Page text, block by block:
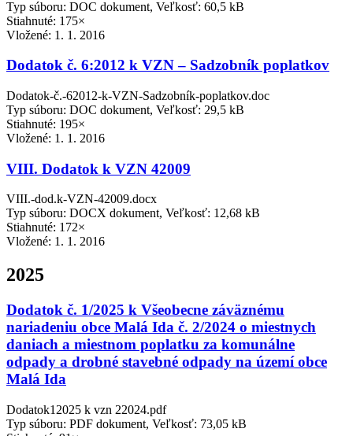
Typ súboru: DOC dokument, Veľkosť: 60,5 kB
Stiahnuté: 175×
Vložené: 1. 1. 2016
Dodatok č. 6:2012 k VZN – Sadzobník poplatkov
Dodatok-č.-62012-k-VZN-Sadzobník-poplatkov.doc
Typ súboru: DOC dokument, Veľkosť: 29,5 kB
Stiahnuté: 195×
Vložené: 1. 1. 2016
VIII. Dodatok k VZN 42009
VIII.-dod.k-VZN-42009.docx
Typ súboru: DOCX dokument, Veľkosť: 12,68 kB
Stiahnuté: 172×
Vložené: 1. 1. 2016
2025
Dodatok č. 1/2025 k Všeobecne záväznému
nariadeniu obce Malá Ida č. 2/2024 o miestnych
daniach a miestnom poplatku za komunálne
odpady a drobné stavebné odpady na území obce
Malá Ida
Dodatok12025 k vzn 22024.pdf
Typ súboru: PDF dokument, Veľkosť: 73,05 kB